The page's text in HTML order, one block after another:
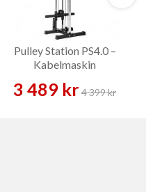
Pulley Station PS4.0 –
Kabelmaskin
3 489 kr4 399 kr